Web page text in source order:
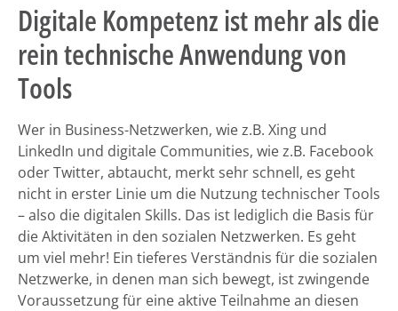
Digitale Kompetenz ist mehr als die
rein technische Anwendung von
Tools
Wer in Business-Netzwerken, wie z.B. Xing und
LinkedIn und digitale Communities, wie z.B. Facebook
oder Twitter, abtaucht, merkt sehr schnell, es geht
nicht in erster Linie um die Nutzung technischer Tools
– also die digitalen Skills. Das ist lediglich die Basis für
die Aktivitäten in den sozialen Netzwerken. Es geht
um viel mehr! Ein tieferes Verständnis für die sozialen
Netzwerke, in denen man sich bewegt, ist zwingende
Voraussetzung für eine aktive Teilnahme an diesen